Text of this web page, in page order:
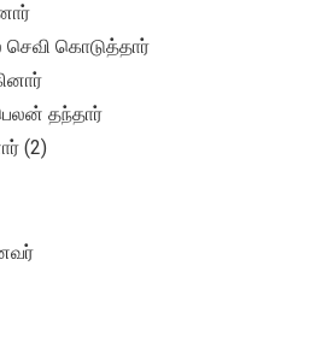
கொடுத்தார்
தந்தார்
(2)